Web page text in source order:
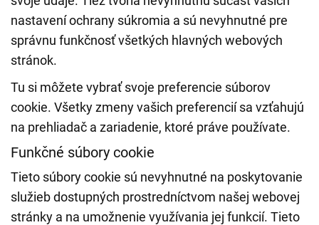
nastavení ochrany súkromia a sú nevyhnutné pre
správnu funkčnosť všetkých hlavných webových
stránok.
Tu si môžete vybrať svoje preferencie súborov
cookie. Všetky zmeny vašich preferencií sa vzťahujú
na prehliadač a zariadenie, ktoré práve používate.
Funkčné súbory cookie
Tieto súbory cookie sú nevyhnutné na poskytovanie
služieb dostupných prostredníctvom našej webovej
stránky a na umožnenie využívania jej funkcií. Tieto